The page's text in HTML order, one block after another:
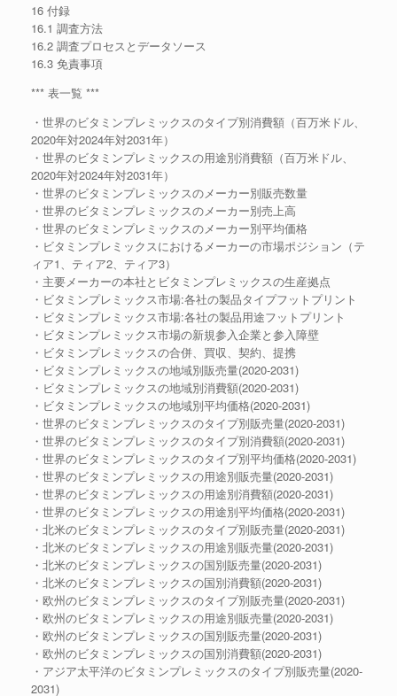
16 付録
16.1 調査方法
16.2 調査プロセスとデータソース
16.3 免責事項
*** 表一覧 ***
・世界のビタミンプレミックスのタイプ別消費額（百万米ドル、
2020年対2024年対2031年）
・世界のビタミンプレミックスの用途別消費額（百万米ドル、
2020年対2024年対2031年）
・世界のビタミンプレミックスのメーカー別販売数量
・世界のビタミンプレミックスのメーカー別売上高
・世界のビタミンプレミックスのメーカー別平均価格
・ビタミンプレミックスにおけるメーカーの市場ポジション（テ
ィア1、ティア2、ティア3）
・主要メーカーの本社とビタミンプレミックスの生産拠点
・ビタミンプレミックス市場:各社の製品タイプフットプリント
・ビタミンプレミックス市場:各社の製品用途フットプリント
・ビタミンプレミックス市場の新規参入企業と参入障壁
・ビタミンプレミックスの合併、買収、契約、提携
・ビタミンプレミックスの地域別販売量(2020-2031)
・ビタミンプレミックスの地域別消費額(2020-2031)
・ビタミンプレミックスの地域別平均価格(2020-2031)
・世界のビタミンプレミックスのタイプ別販売量(2020-2031)
・世界のビタミンプレミックスのタイプ別消費額(2020-2031)
・世界のビタミンプレミックスのタイプ別平均価格(2020-2031)
・世界のビタミンプレミックスの用途別販売量(2020-2031)
・世界のビタミンプレミックスの用途別消費額(2020-2031)
・世界のビタミンプレミックスの用途別平均価格(2020-2031)
・北米のビタミンプレミックスのタイプ別販売量(2020-2031)
・北米のビタミンプレミックスの用途別販売量(2020-2031)
・北米のビタミンプレミックスの国別販売量(2020-2031)
・北米のビタミンプレミックスの国別消費額(2020-2031)
・欧州のビタミンプレミックスのタイプ別販売量(2020-2031)
・欧州のビタミンプレミックスの用途別販売量(2020-2031)
・欧州のビタミンプレミックスの国別販売量(2020-2031)
・欧州のビタミンプレミックスの国別消費額(2020-2031)
・アジア太平洋のビタミンプレミックスのタイプ別販売量(2020-
2031)